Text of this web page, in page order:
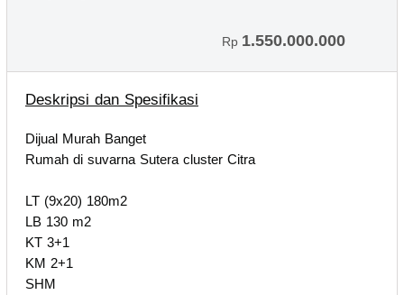
Rp 1.550.000.000
Deskripsi dan Spesifikasi
Dijual Murah Banget
Rumah di suvarna Sutera cluster Citra
LT (9x20) 180m2
LB 130 m2
KT 3+1
KM 2+1
SHM